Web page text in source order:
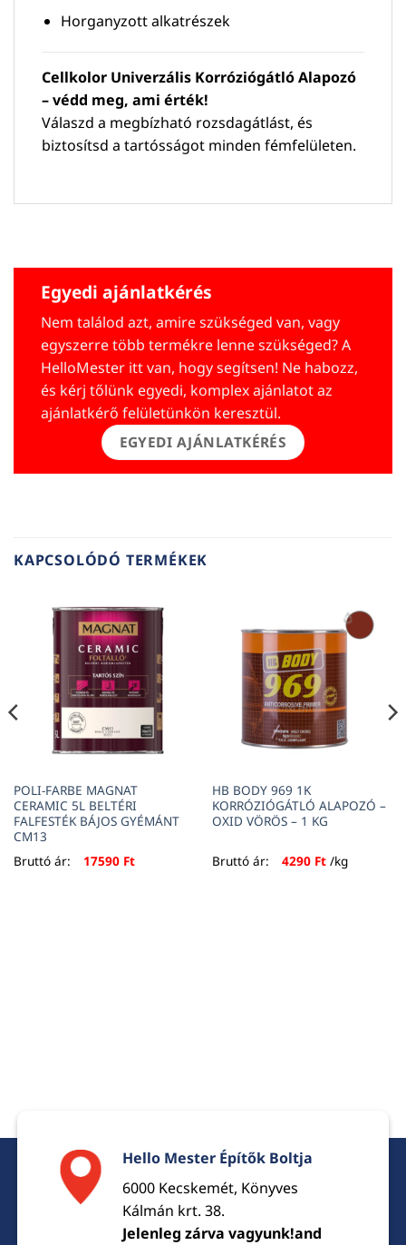
Horganyzott alkatrészek
Cellkolor Univerzális Korróziógátló Alapozó
– védd meg, ami érték!
Válaszd a megbízható rozsdagátlást, és
biztosítsd a tartósságot minden fémfelületen.
Egyedi ajánlatkérés
Nem találod azt, amire szükséged van, vagy
egyszerre több termékre lenne szükséged? A
HelloMester itt van, hogy segítsen! Ne habozz,
és kérj tőlünk egyedi, komplex ajánlatot az
ajánlatkérő felületünkön keresztül.
EGYEDI AJÁNLATKÉRÉS
KAPCSOLÓDÓ TERMÉKEK
POLI-FARBE MAGNAT
CERAMIC 5L BELTÉRI
FALFESTÉK BÁJOS GYÉMÁNT
CM13
Bruttó ár:
17590 Ft
HB BODY 969 1K
KORRÓZIÓGÁTLÓ ALAPOZÓ –
OXID VÖRÖS – 1 KG
Bruttó ár: 4290 Ft/kg
Hello Mester Építők Boltja
6000 Kecskemét, Könyves
Kálmán krt. 38.
Jelenleg zárva vagyunk!and